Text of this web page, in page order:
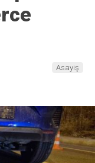
Asayiş